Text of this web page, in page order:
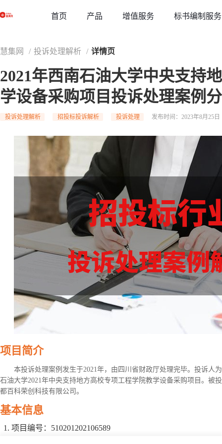
首页 产品 增值服务 标书编制服务
慧集网 / 投诉处理解析 / 详情页
2021年西南石油大学中央支持
学设备采购项目投诉处理案例
投诉处理解析 招投标投诉解析 投诉处理 发布时间：2023年8月25日
项目简介
本投诉处理案例发生于2021年，由四川省财政厅处理完毕。投诉人
石油大学2021年中央支持地方高校专项工程学院教学设备采购项目。被
都百科荣创科技有限公司。
基本信息
项目编号：510201202106589